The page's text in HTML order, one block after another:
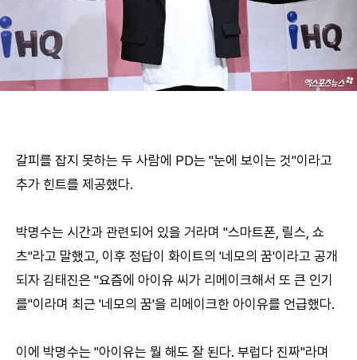
갈피를 잡지 못하는 두 사람에 PD는 "눈에 보이는 것"이라고
추가 힌트를 제공했다.
박명수는 시간과 관련되어 있을 거라며 "스마트폰, 릴스, 쇼
츠"라고 말했고, 이후 정답이 화이트의 '네모의 꿈'이라고 공개
되자 김태진은 "요즘에 아이유 씨가 리메이크해서 또 큰 인기
를"이라며 최근 '네모의 꿈'을 리메이크한 아이유를 언급했다.
이에 박명수는 "아이유는 뭘 해도 잘 된다. 부럽다 진짜"라며